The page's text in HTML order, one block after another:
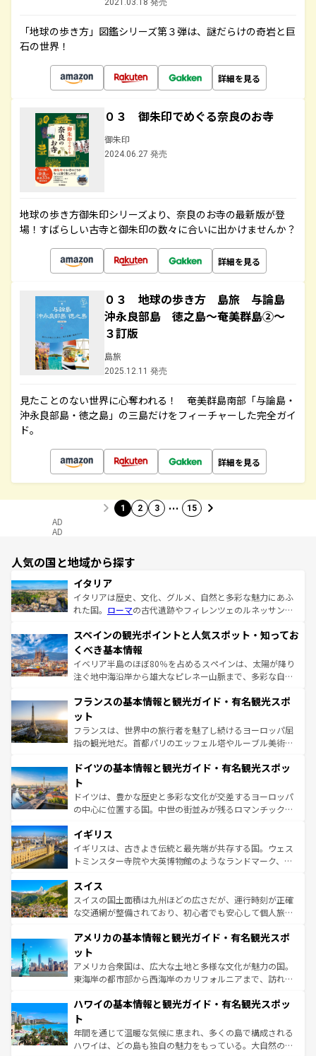
2021.03.18 発売
「地球の歩き方」図鑑シリーズ第３弾は、謎だらけの奇岩と巨
石の世界！
詳細を見る
０３ 御朱印でめぐる奈良のお寺
御朱印
2024.06.27 発売
地球の歩き方御朱印シリーズより、奈良のお寺の最新版が登
場！すばらしい古寺と御朱印の数々に合いに出かけませんか？
詳細を見る
０３ 地球の歩き方 島旅 与論島
沖永良部島 徳之島～奄美群島②～
３訂版
島旅
2025.12.11 発売
見たことのない世界に心奪われる！ 奄美群島南部「与論島・
沖永良部島・徳之島」の三島だけをフィーチャーした完全ガイ
ド。
詳細を見る
1 2 3 … 15
AD
AD
人気の国と地域から探す
イタリア
イタリアは歴史、文化、グルメ、自然と多彩な魅力にあふ
れた国。 ローマの古代遺跡やフィレンツェのルネッサンス
ろん、トスカーナの美しい田園風景やアマルフィ海岸の絶
景など、自然景観も見逃せない。観光の合間には、本場の
ピザやパスタなど、絶品のイタリア料理を堪能することも
できる。朝目覚めてから夜眠るまで、すべての瞬間を楽し
なお、新着のイタリア情報はコンテンツ一覧を参照してほ
しい。
スペインの観光ポイントと人気スポット・知ってお
くべき基本情報
イベリア半島のほぼ80％を占めるスペインは、太陽が降り
注ぐ地中海沿岸から雄大なピレネー山脈まで、多彩な自然
文化が根付くこの国では、情熱的なフラメンコ、熱気あふ
れる闘牛、そして美味しいタパスが生活の一部となってい
る。首都マドリードの洗練された雰囲気や、バルセロナの
アートに溢れた街角から、地方では古代ローマ遺跡や中世
せる。地方によって風土や気候が異なるスペインはその個
ンテンツ一覧 を参照してほしい。
フランスの基本情報と観光ガイド・有名観光スポ
ット
フランスは、世界中の旅行者を魅了し続けるヨーロッパ屈
指の観光地だ。首都パリのエッフェル塔やルーブル美術館
で、幅広い魅力が詰まっている。華麗な宮殿、歴史的な大
聖堂、美しいビーチ、そして豊かな自然が、訪れる者を心
から魅了する。また、フランスは美食の国としても知ら
れ、フランス料理はユネスコ無形文化遺産にも登録されて
香り高いラベンダー畑など、多彩な楽しみ方が可能だ。さ
らに、パリ以外の地域にも魅力が溢れており、どの街角に
も豊かな歴史と文化が息づいている。パリ以外の個性あふ
を参照してほしい。
ドイツの基本情報と観光ガイド・有名観光スポッ
ト
ドイツは、豊かな歴史と多彩な文化が交差するヨーロッパ
の中心に位置する国。中世の街並みが残るロマンチック街
顔を持つこの国は、どこを歩いても飽きることがない。ベ
ルリンの文化的活気、バイエルン州のアルプスの絶景、そ
してライン川沿いのワイン畑といった風景は必見。ビール
は、お酒好きな人にはぜひ体験してほしい。 なお、新着の
ドイツ情報はコンテンツ一覧を参照してほしい。
イギリス
イギリスは、古きよき伝統と最先端が共存する国。ウェス
トミンスター寺院や大英博物館のようなランドマーク、歴
リアごとに異なる魅力がある。また、優雅なアフタヌーン
ティー、ビール好きにはたまらない英国パブ、サッカー観
戦など、本場だからこそできる体験も豊富。イギリスを旅
ンツ一覧を参照してほしい。
スイス
スイスの国土面積は九州ほどの広さだが、運行時刻が正確
な交通網が整備されており、初心者でも安心して個人旅行
の建物がそのまま残る町や、スイスならではのユニークな
博物館もあり、アルプス観光だけでなく町歩きも満喫する
ことができる。国民の所得が高いため物価も高いが、旅行
者向けの交通パス提供のサービスもあり、うまく活用すれ
着のスイス情報はコンテンツ一覧を参照してほしい。
アメリカの基本情報と観光ガイド・有名観光スポ
ット
アメリカ合衆国は、広大な土地と多様な文化が魅力の国。
東海岸の都市部から西海岸のカリフォルニアまで、訪れる
のような巨大都市は、観光、ショッピング、エンターテイ
ンメントが詰まった刺激的なスポットだ。一方、アメリカ
西部には大自然が広がり、グランドキャニオンやイエロー
ストーン国立公園といった絶景が堪能できる。さらに、南
ハワイの基本情報と観光ガイド・有名観光スポッ
ト
年間を通じて温暖な気候に恵まれ、多くの島で構成される
ハワイは、どの島も独自の魅力をもっている。大自然の神